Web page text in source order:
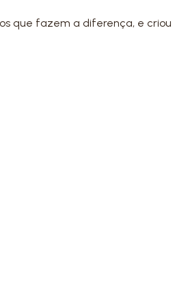
que fazem a diferença, e criou